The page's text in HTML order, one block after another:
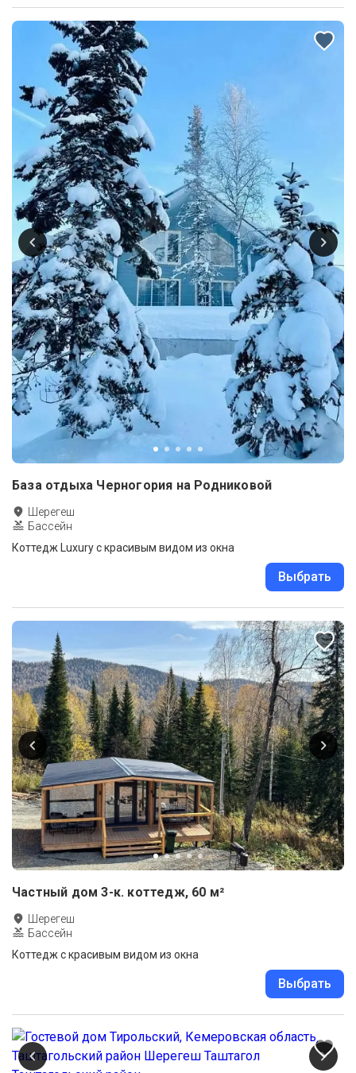
База отдыха Черногория на Родниковой
Шерегеш
Бассейн
Коттедж Luxury с красивым видом из окна
Выбрать
Частный дом 3-к. коттедж, 60 м²
Шерегеш
Бассейн
Коттедж с красивым видом из окна
Выбрать